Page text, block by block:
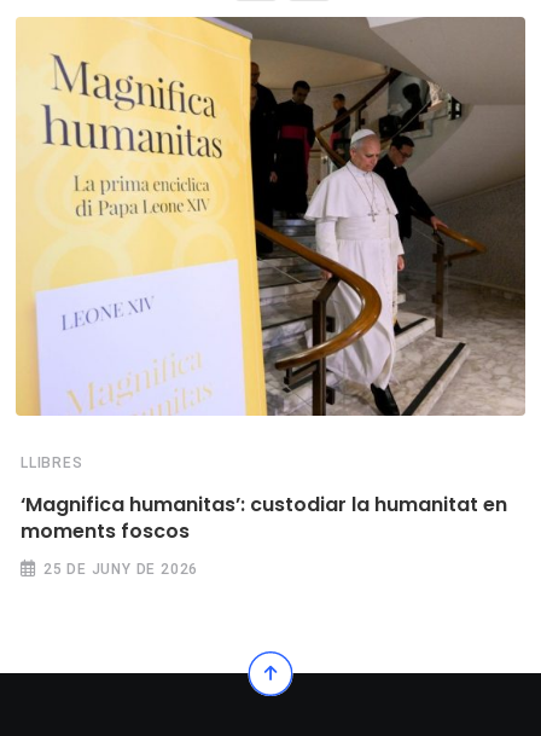
LLIBRES
‘Magnifica humanitas’: custodiar la humanitat en
moments foscos
25 DE JUNY DE 2026